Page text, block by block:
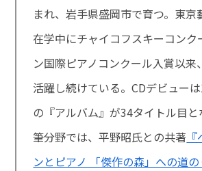
まれ、岩手県盛岡市で育つ。東京
在学中にチャイコフスキーコンク
ン国際ピアノコンクール入賞以来
活躍し続けている。CDデビュー
の『アルバム』が34タイトル目
筆分野では、平野昭氏との共著
ンとピアノ 「傑作の森」への道の